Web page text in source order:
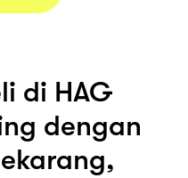
di HAG
dengan